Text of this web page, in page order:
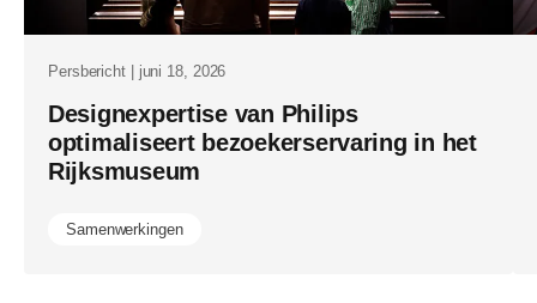
Persbericht | juni 18, 2026
Designexpertise van Philips
optimaliseert bezoekerservaring in het
Rijksmuseum
Samenwerkingen